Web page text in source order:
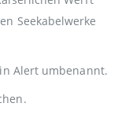
Seekabelwerke
Alert umbenannt.